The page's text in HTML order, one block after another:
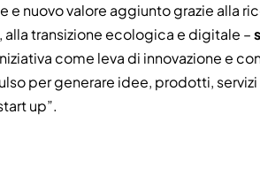
e nuovo valore aggiunto grazie alla
alla transizione ecologica e digitale –
come leva di innovazione e
per generare idee, prodotti,
up”.